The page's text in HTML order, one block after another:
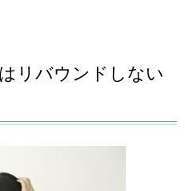
リバウンドしない